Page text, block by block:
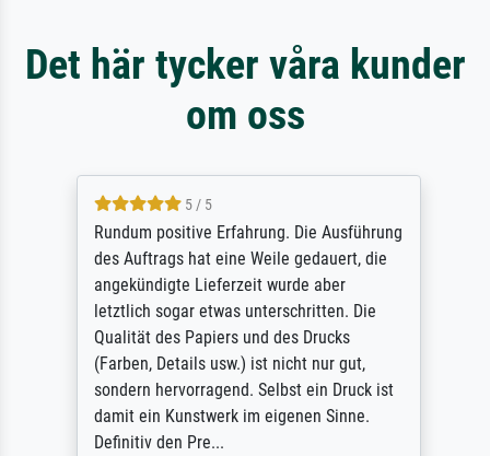
Det här tycker våra kunder
om oss
5 / 5
Rundum positive Erfahrung. Die Ausführung
des Auftrags hat eine Weile gedauert, die
angekündigte Lieferzeit wurde aber
letztlich sogar etwas unterschritten. Die
Qualität des Papiers und des Drucks
(Farben, Details usw.) ist nicht nur gut,
sondern hervorragend. Selbst ein Druck ist
damit ein Kunstwerk im eigenen Sinne.
Definitiv den Pre...